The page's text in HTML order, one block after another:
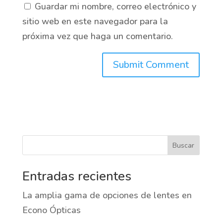
Guardar mi nombre, correo electrónico y
sitio web en este navegador para la
próxima vez que haga un comentario.
Buscar
Entradas recientes
La amplia gama de opciones de lentes en
Econo Ópticas